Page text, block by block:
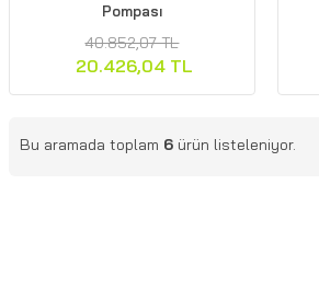
Pompası
40.852,07 TL
20.426,04 TL
Bu aramada toplam 6 ürün listeleniyor.